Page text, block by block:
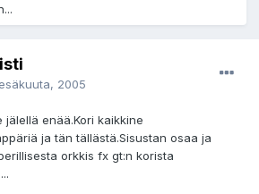
2005
enää.Kori kaikkine
ja tän tällästä.Sisustan osaa ja
orkkis fx gt:n korista